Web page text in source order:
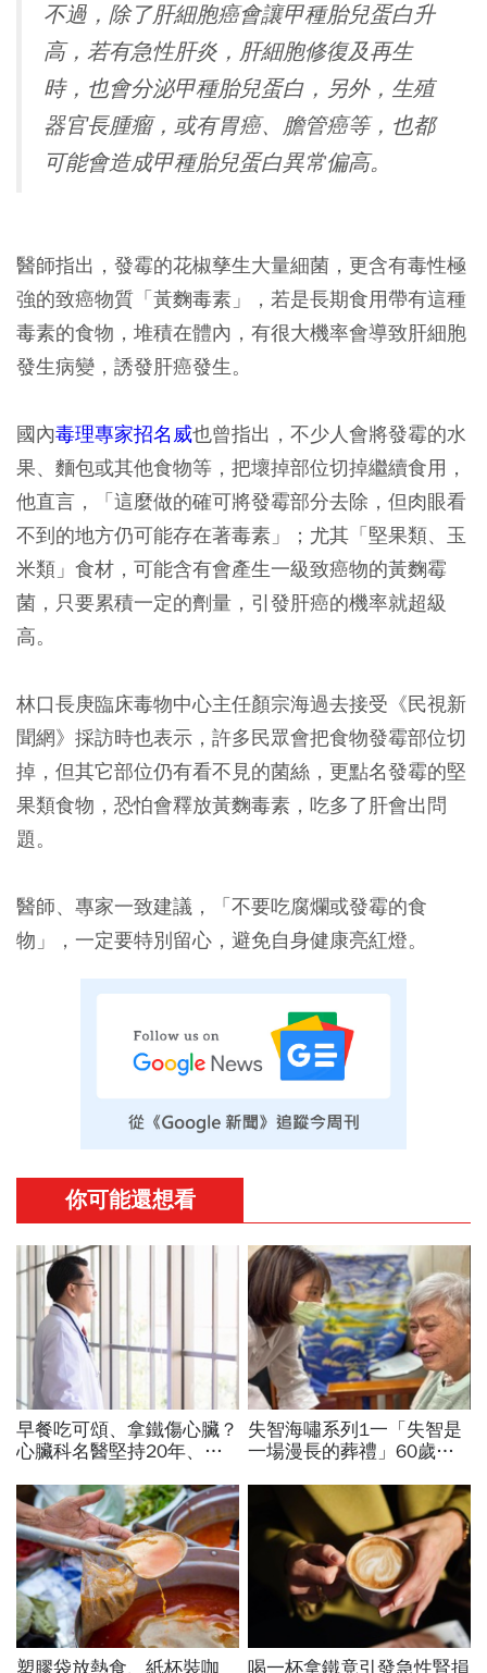
不過，除了肝細胞癌會讓甲種胎兒蛋白升
高，若有急性肝炎，肝細胞修復及再生
時，也會分泌甲種胎兒蛋白，另外，生殖
器官長腫瘤，或有胃癌、膽管癌等，也都
可能會造成甲種胎兒蛋白異常偏高。
醫師指出，發霉的花椒孳生大量細菌，更含有毒性極
強的致癌物質「黃麴毒素」，若是長期食用帶有這種
毒素的食物，堆積在體內，有很大機率會導致肝細胞
發生病變，誘發肝癌發生。
國內毒理專家招名威也曾指出，不少人會將發霉的水
果、麵包或其他食物等，把壞掉部位切掉繼續食用，
他直言，「這麼做的確可將發霉部分去除，但肉眼看
不到的地方仍可能存在著毒素」；尤其「堅果類、玉
米類」食材，可能含有會產生一級致癌物的黃麴霉
菌，只要累積一定的劑量，引發肝癌的機率就超級
高。
林口長庚臨床毒物中心主任顏宗海過去接受《民視新
聞網》採訪時也表示，許多民眾會把食物發霉部位切
掉，但其它部位仍有看不見的菌絲，更點名發霉的堅
果類食物，恐怕會釋放黃麴毒素，吃多了肝會出問
題。
醫師、專家一致建議，「不要吃腐爛或發霉的食
物」，一定要特別留心，避免自身健康亮紅燈。